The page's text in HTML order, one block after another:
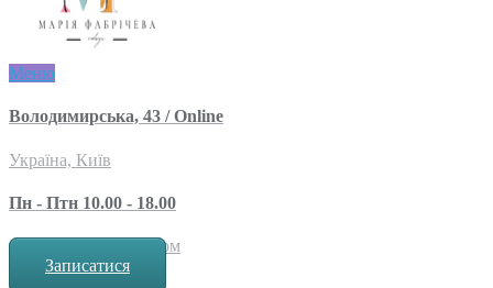
Меню
Володимирська, 43 / Online
Україна, Київ
Пн - Птн 10.00 - 18.00
за попереднім записом
Записатися